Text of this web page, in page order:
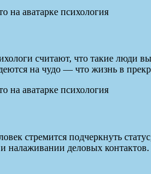
считают, что такие люди
на чудо — что жизнь в
стремится подчеркнуть
деловых